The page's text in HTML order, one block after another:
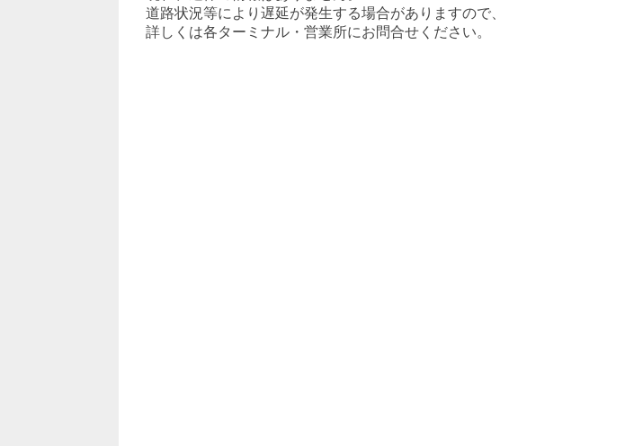
道路状況等により遅延が発生する場合がありますので、
詳しくは各ターミナル・営業所にお問合せください。